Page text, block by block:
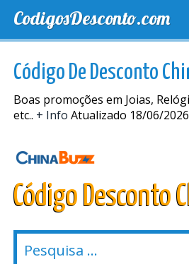
CodigosDesconto.com
Código De Desconto
Boas promoções em Joias,
etc.. + Info Atualizado 18/06/2026
Código Desconto